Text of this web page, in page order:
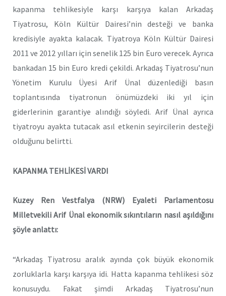
kapanma tehlikesiyle karşı karşıya kalan Arkadaş
Tiyatrosu, Köln Kültür Dairesi’nin desteği ve banka
kredisiyle ayakta kalacak. Tiyatroya Köln Kültür Dairesi
2011 ve 2012 yılları için senelik 125 bin Euro verecek. Ayrıca
bankadan 15 bin Euro kredi çekildi. Arkadaş Tiyatrosu’nun
Yönetim Kurulu Üyesi Arif Ünal düzenlediği basın
toplantısında tiyatronun önümüzdeki iki yıl için
giderlerinin garantiye alındığı söyledi. Arif Ünal ayrıca
tiyatroyu ayakta tutacak asıl etkenin seyircilerin desteği
olduğunu belirtti.
KAPANMA TEHLİKESİ VARDI
Kuzey Ren Vestfalya (NRW) Eyaleti Parlamentosu
Milletvekili Arif Ünal ekonomik sıkıntıların nasıl aşıldığını
şöyle anlattı:
“Arkadaş Tiyatrosu aralık ayında çok büyük ekonomik
zorluklarla karşı karşıya idi. Hatta kapanma tehlikesi söz
konusuydu. Fakat şimdi Arkadaş Tiyatrosu’nun